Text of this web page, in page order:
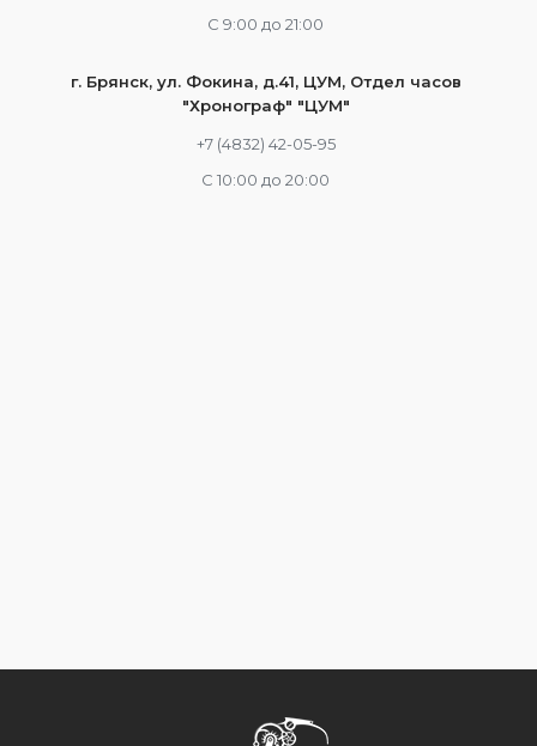
С 9:00 до 21:00
г. Брянск, ул. Фокина, д.41, ЦУМ, Отдел часов
"Хронограф" "ЦУМ"
+7 (4832) 42-05-95
С 10:00 до 20:00